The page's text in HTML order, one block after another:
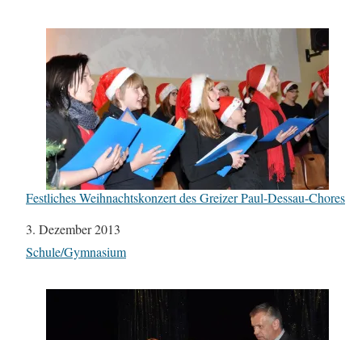
Festliches Weihnachtskonzert des Greizer Paul-Dessau-Chores
Datum
3. Dezember 2013
In Bezug auf
Schule/Gymnasium